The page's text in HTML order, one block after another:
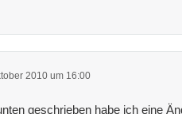
2010 um 16:00
geschrieben habe ich eine